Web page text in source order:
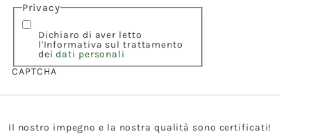
Privacy
Dichiaro di aver letto
l'Informativa sul trattamento
deidati personali
CAPTCHA
Il nostro impegno e la nostra qualità sono certificati!